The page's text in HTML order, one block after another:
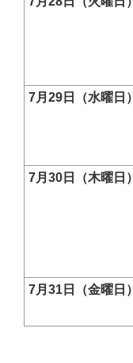
7月29日（水曜日）
7月30日（木曜日）
7月31日（金曜日）